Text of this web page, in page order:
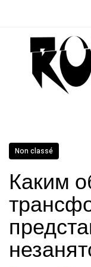
Non classé
Каким